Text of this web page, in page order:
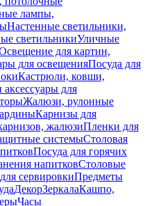
лампы,
Настенные светильники,
светильникиУличные
для картин,
для освещенияПосуда для
Кастрюли, ковши,
для
Жалюзи, рулонные
Карнизы для
жалюзиПленки для
системыСтоловая
Посуда для горячих
напитковСтоловые
сервировкиПредметы
ДекорЗеркалаКашпо,
Часы